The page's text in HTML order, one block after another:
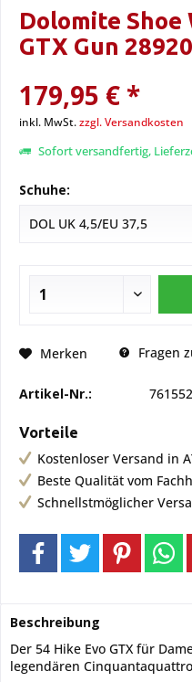
Dolomite Shoe
GTX Gun
179,95 € *
inkl. MwSt.zzgl. Versandkosten
Sofort versandfertig,
Schuhe:
Merken Fragen
Artikel-Nr.:
Vorteile
Kostenloser Versand in
Beste Qualität vom
Schnellstmöglicher
Beschreibung
Der 54 Hike Evo GTX für
legendären